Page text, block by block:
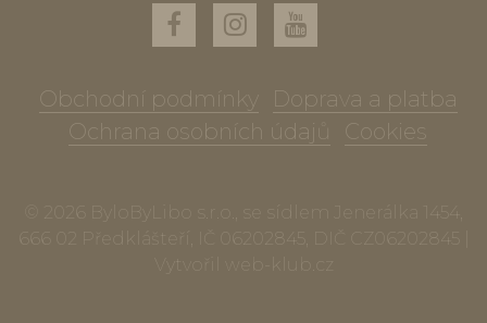
Obchodní podmínky
Doprava a platba
Ochrana osobních údajů
Cookies
© 2026 ByloByLibo s.r.o., se sídlem Jenerálka 1454,
666 02 Předklášteří, IČ 06202845, DIČ CZ06202845 |
Vytvořil